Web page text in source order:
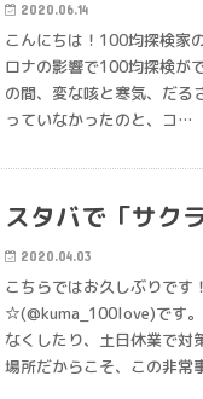
2020.06.14
こんにちは！100均探検家
ロナの影響で100均探検が
の間、変な咳と寒気、だる
っていなかったのと、コ…
スタバで「サク
2020.04.03
こちらではお久しぶりです
☆(@kuma_100love)です
なくしたり、土日休業で対
場所だからこそ、この非常